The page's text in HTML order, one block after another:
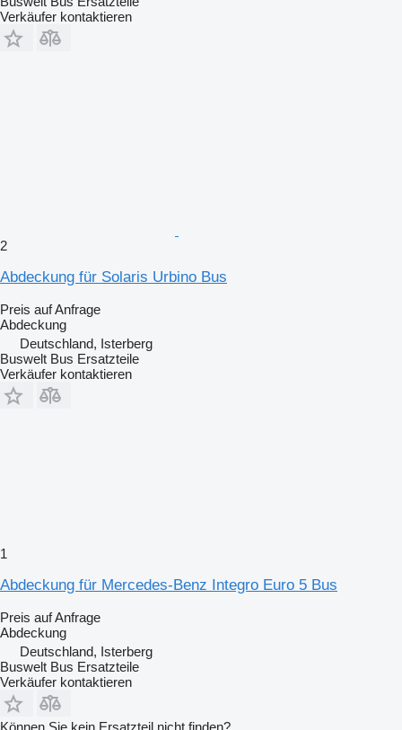
Verkäufer kontaktieren
2
Abdeckung für Solaris Urbino Bus
Preis auf Anfrage
Abdeckung
Deutschland, Isterberg
Buswelt Bus Ersatzteile
Verkäufer kontaktieren
1
Abdeckung für Mercedes-Benz Integro Euro 5 Bus
Preis auf Anfrage
Abdeckung
Deutschland, Isterberg
Buswelt Bus Ersatzteile
Verkäufer kontaktieren
Können Sie kein Ersatzteil nicht finden?